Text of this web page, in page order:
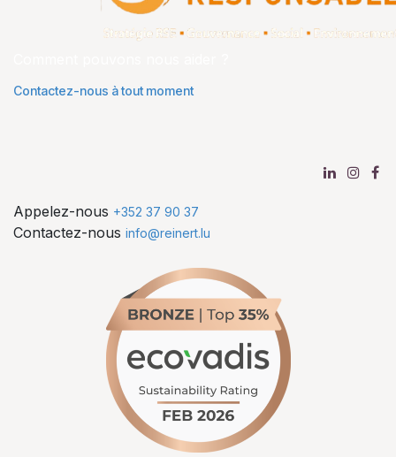
Contactez-nous à tout moment
Appelez-nous +352 37 90 37
Contactez-nous info@reinert.lu